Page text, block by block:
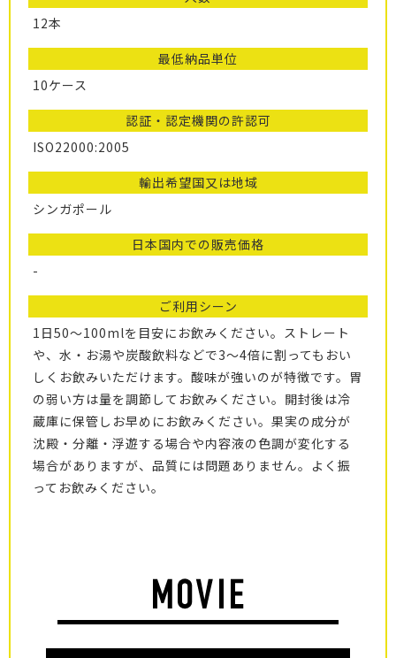
12本
最低納品単位
10ケース
認証・認定機関の許認可
ISO22000:2005
輸出希望国又は地域
シンガポール
日本国内での販売価格
-
ご利用シーン
1日50～100mlを目安にお飲みください。ストレート
や、水・お湯や炭酸飲料などで3～4倍に割ってもおい
しくお飲みいただけます。酸味が強いのが特徴です。胃
の弱い方は量を調節してお飲みください。開封後は冷
蔵庫に保管しお早めにお飲みください。果実の成分が
沈殿・分離・浮遊する場合や内容液の色調が変化する
場合がありますが、品質には問題ありません。よく振
ってお飲みください。